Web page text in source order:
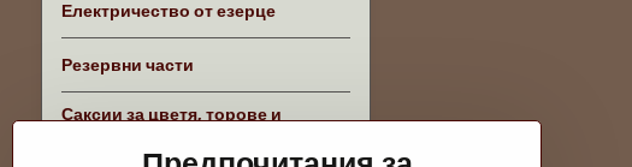
Електричество от езерце
Резервни части
Саксии за цветя, торове и